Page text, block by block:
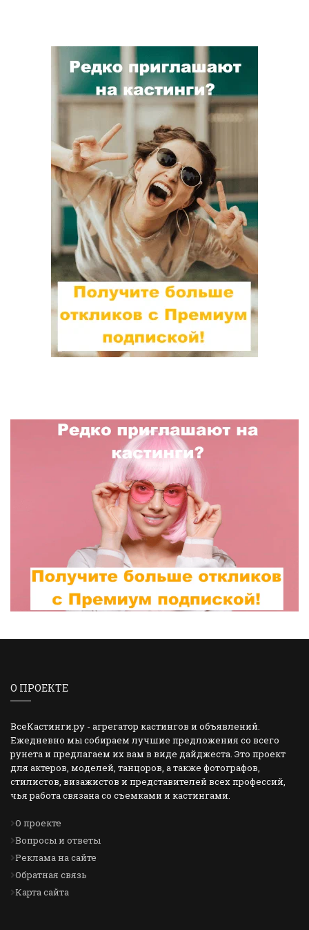
О ПРОЕКТЕ
ВсеКастинги.ру - агрегатор кастингов и объявлений.
Ежедневно мы собираем лучшие предложения со всего
рунета и предлагаем их вам в виде дайджеста. Это проект
для актеров, моделей, танцоров, а также фотографов,
стилистов, визажистов и представителей всех профессий,
чья работа связана со съемками и кастингами.
О проекте
Вопросы и ответы
Реклама на сайте
Обратная связь
Карта сайта